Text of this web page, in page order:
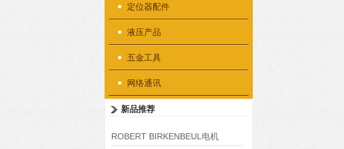
定位器配件
液压产品
五金工具
网络通讯
新品推荐
ROBERT BIRKENBEUL电机